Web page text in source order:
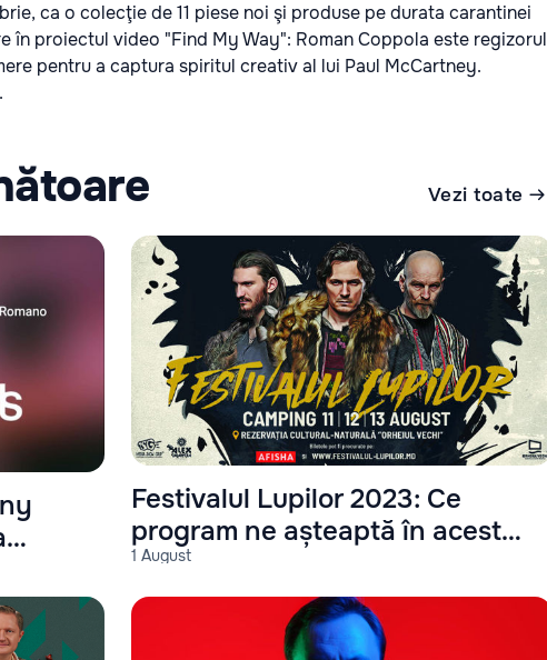
ca o colecţie de 11 piese noi şi produse pe durata carantinei
în proiectul video "Find My Way": Roman Coppola este regizorul
pentru a captura spiritul creativ al lui Paul McCartney.
Vezi toate
1 August
Festivalul Lupilor 2023: Ce
program ne așteaptă în acest
an?